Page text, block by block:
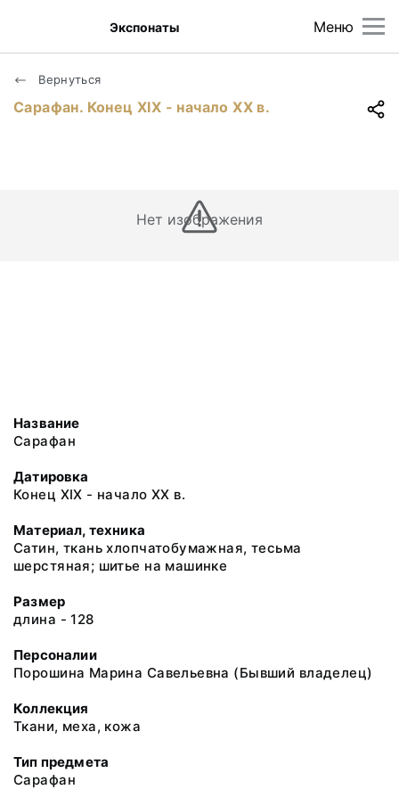
Меню
Экспонаты
Вернуться
Сарафан. Конец ХIХ - начало ХХ в.
Нет изображения
Название
Сарафан
Датировка
Конец ХIХ - начало ХХ в.
Материал, техника
Сатин, ткань хлопчатобумажная, тесьма
шерстяная; шитье на машинке
Размер
длина - 128
Персоналии
Порошина Марина Савельевна (Бывший владелец)
Коллекция
Ткани, меха, кожа
Тип предмета
Сарафан